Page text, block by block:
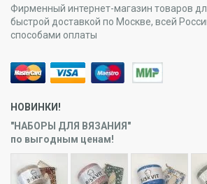
Фирменный интернет-магазин товаров
быстрой доставкой по Москве, всей
способами оплаты
НОВИНКИ!
"НАБОРЫ ДЛЯ ВЯЗАНИЯ"
по выгодным ценам!